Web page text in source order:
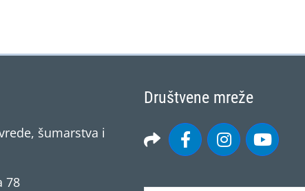
šumarstva i
78
Društvene mreže